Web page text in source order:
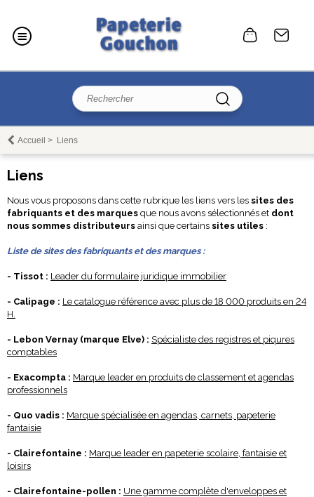
Accueil > Liens
Liens
Nous vous proposons dans cette rubrique les liens vers les sites des
fabriquants et des marques que nous avons sélectionnés et dont
nous sommes distributeurs ainsi que certains sites utiles :
Liste de sites des fabriquants et des marques :
- Tissot : Leader du formulaire juridique immobilier
- Calipage : Le catalogue référence avec plus de 18 000 produits en 24
H.
- Lebon Vernay (marque Elve) : Spécialiste des registres et piqures
comptables
- Exacompta : Marque leader en produits de classement et agendas
professionnels
- Quo vadis : Marque spécialisée en agendas, carnets, papeterie
fantaisie
- Clairefontaine : Marque leader en papeterie scolaire, fantaisie et
loisirs
- Clairefontaine-pollen : Une gamme complète d'enveloppes et